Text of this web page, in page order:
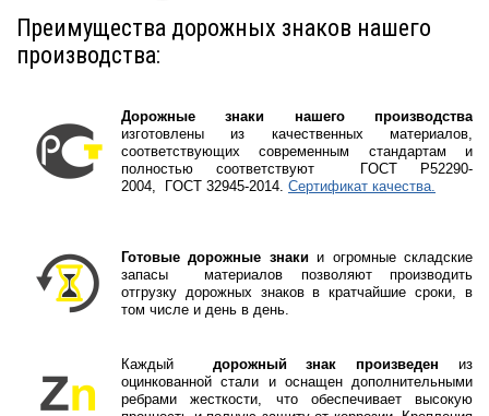
Преимущества дорожных знаков нашего
производства:
Дорожные знаки нашего производства
изготовлены из качественных материалов,
соответствующих современным стандартам и
полностью соответствуют
ГOCT P52290-
2004, ГOCT 32945-2014. Сертификат качества.
Готовые дорожные знакии огромные складские
запасы материалов позволяют производить
отгрузку дорожных знаков в кратчайшие сроки, в
том числе и день в день.
Каждый дорожный знак произведен из
оцинкованной стали и оснащен дополнительными
ребрами жесткости, что обеспечивает высокую